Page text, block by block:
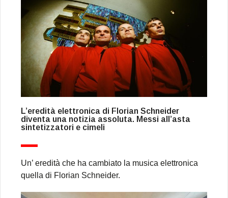
L’eredità elettronica di Florian Schneider
diventa una notizia assoluta. Messi all’asta
sintetizzatori e cimeli
Un’ eredità che ha cambiato la musica elettronica
quella di Florian Schneider.